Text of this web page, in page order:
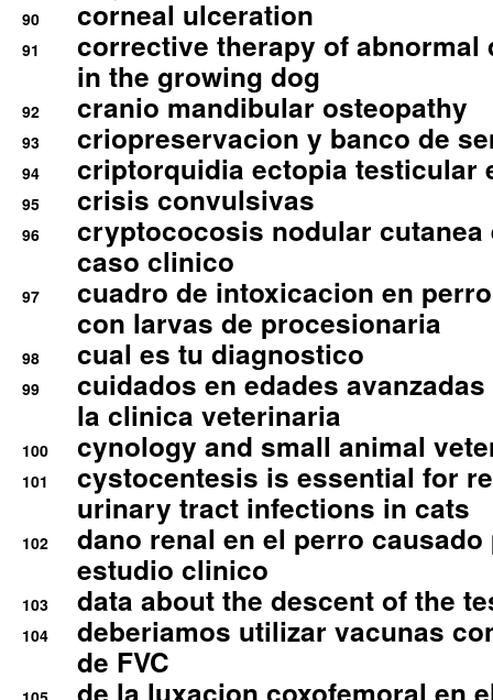
90 corneal ulceration
91
corrective therapy of abnormal
in the growing dog
92 cranio mandibular osteopathy
93 criopreservacion y banco de
94 criptorquidia ectopia testicular
95 crisis convulsivas
96
cryptococosis nodular cutanea
caso clinico
97
cuadro de intoxicacion en
con larvas de procesionaria
98 cual es tu diagnostico
99
cuidados en edades
la clinica veterinaria
100 cynology and small animal
101
cystocentesis is essential for
urinary tract infections in cats
102
dano renal en el perro
estudio clinico
103 data about the descent of the
104
deberiamos utilizar vacunas
de FVC
de la luxacion coxofemoral en